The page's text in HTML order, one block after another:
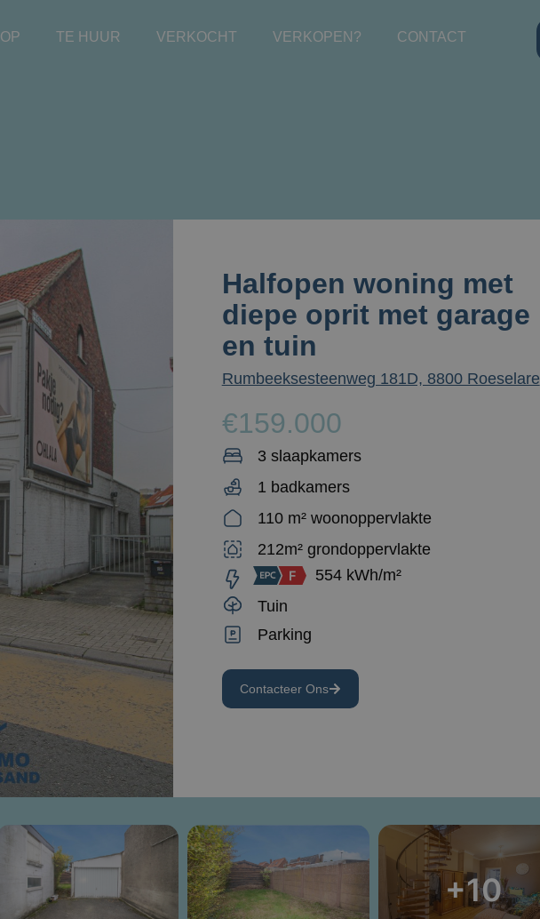
TE HUUR VERKOCHT VERKOPEN? CONTACT
Halfopen woning met
diepe oprit met garage
en tuin
Rumbeeksesteenweg 181D, 8800 Roeselare
€159.000
3 slaapkamers
1 badkamers
110 m² woonoppervlakte
212m² grondoppervlakte
554 kWh/m²
Tuin
Parking
Contacteer Ons
+10